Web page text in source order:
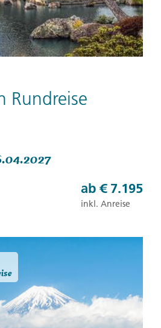
Rundreise
ab € 7.195
inkl. Anreise